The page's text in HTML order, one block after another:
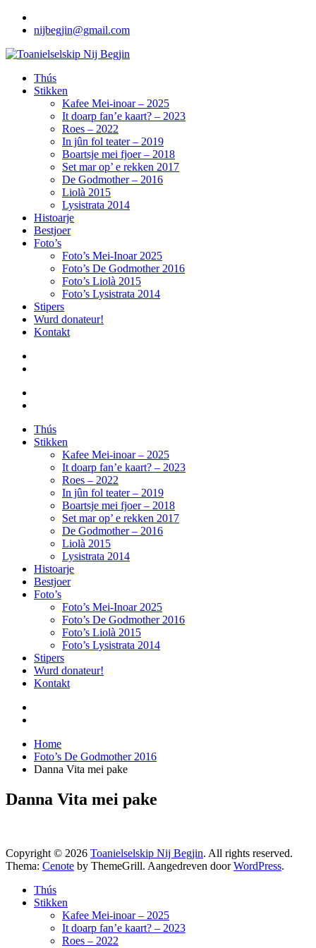
naar
inhoud
nijbegjin@gmail.com
Toanielselskip Nij Begjin
Thús
Stikken
Kafee Mei-inoar – 2025
It doarp fan’e kaart? – 2023
Roes – 2022
In jûn fol teater – 2019
Boartsje mei fjoer – 2018
Set mar op’ e rekken 2017
De Godmother – 2016
Liolà 2015
Lysistrata 2014
Histoarje
Bestjoer
Foto’s
Foto’s Mei-Inoar 2025
Foto’s De Godmother 2016
Foto’s Liolà 2015
Foto’s Lysistrata 2014
Stipers
Wurd donateur!
Kontakt
Thús
Stikken
Kafee Mei-inoar – 2025
It doarp fan’e kaart? – 2023
Roes – 2022
In jûn fol teater – 2019
Boartsje mei fjoer – 2018
Set mar op’ e rekken 2017
De Godmother – 2016
Liolà 2015
Lysistrata 2014
Histoarje
Bestjoer
Foto’s
Foto’s Mei-Inoar 2025
Foto’s De Godmother 2016
Foto’s Liolà 2015
Foto’s Lysistrata 2014
Stipers
Wurd donateur!
Kontakt
Home
Foto’s De Godmother 2016
Danna Vita mei pake
Danna Vita mei pake
Copyright © 2026 Toanielselskip Nij Begjin. All rights reserved.
Thema: Cenote by ThemeGrill. Aangedreven doorWordPress.
Thús
Stikken
Kafee Mei-inoar – 2025
It doarp fan’e kaart? – 2023
Roes – 2022